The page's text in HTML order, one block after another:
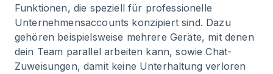
Funktionen, die speziell für professionelle
Unternehmensaccounts konzipiert sind. Dazu
gehören beispielsweise mehrere Geräte, mit denen
dein Team parallel arbeiten kann, sowie Chat-
Zuweisungen, damit keine Unterhaltung verloren